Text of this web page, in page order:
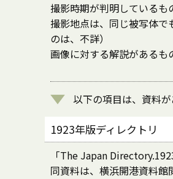
撮影時期が判明しているも
撮影地点は、同じ被写体
のは、不詳）
画像に対する解説があるも
以下の項目は、資料
1923年版ディレクトリ
「The Japan
同資料は、横浜開港資料館